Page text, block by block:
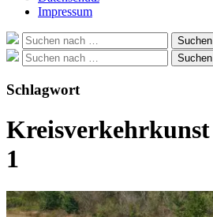
Impressum
Suche
nach:
Suchen
Suche
nach:
Suchen
Schlagwort
Kreisverkehrkunst
1